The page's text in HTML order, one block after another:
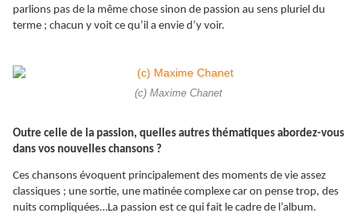
parlions pas de la même chose sinon de passion au sens pluriel du
terme ; chacun y voit ce qu’il a envie d’y voir.
(c) Maxime Chanet
Outre celle de la passion, quelles autres thématiques abordez-vous
dans vos nouvelles chansons ?
Ces chansons évoquent principalement des moments de vie assez
classiques ; une sortie, une matinée complexe car on pense trop, des
nuits compliquées…La passion est ce qui fait le cadre de l’album.